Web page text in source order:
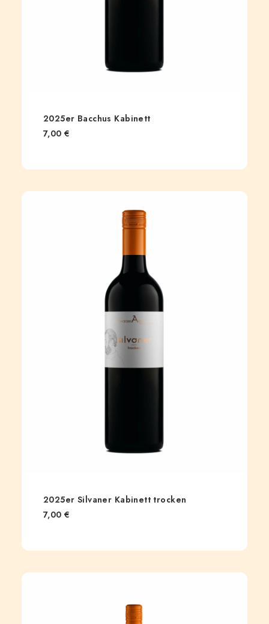
2025er Bacchus Kabinett
7,00€
2025er Silvaner Kabinett trocken
7,00€